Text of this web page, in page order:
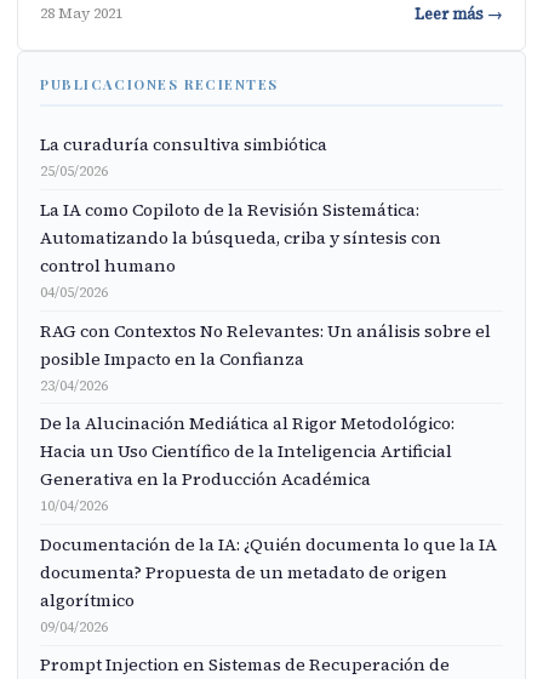
28 May 2021 Leer más →
PUBLICACIONES RECIENTES
La curaduría consultiva simbiótica
25/05/2026
La IA como Copiloto de la Revisión Sistemática:
Automatizando la búsqueda, criba y síntesis con
control humano
04/05/2026
RAG con Contextos No Relevantes: Un análisis sobre el
posible Impacto en la Confianza
23/04/2026
De la Alucinación Mediática al Rigor Metodológico:
Hacia un Uso Científico de la Inteligencia Artificial
Generativa en la Producción Académica
10/04/2026
Documentación de la IA: ¿Quién documenta lo que la IA
documenta? Propuesta de un metadato de origen
algorítmico
09/04/2026
Prompt Injection en Sistemas de Recuperación de